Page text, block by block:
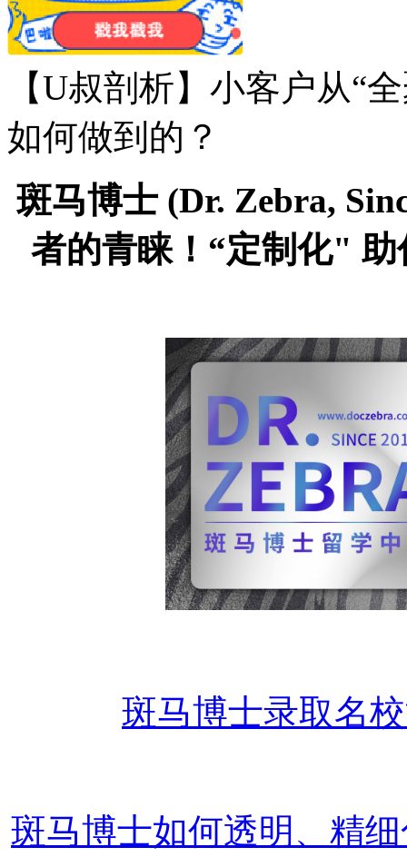
【U叔剖析】小客户从“
如何做到的？
斑马博士 (Dr. Zebra,
者的青睐！“定制化"
斑马博士录取名
斑马博士如何透明、精